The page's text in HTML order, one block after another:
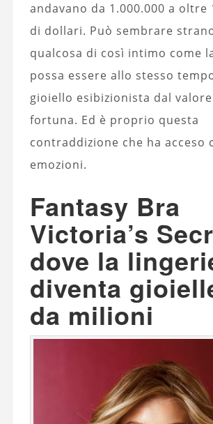
andavano da 1.000.000 a oltre
di dollari. Può sembrare
qualcosa di così intimo come
possa essere allo stesso
gioiello esibizionista dal
fortuna. Ed è proprio questa
contraddizione che ha acceso
emozioni.
Fantasy Bra
Victoria’s
dove la
diventa
da milioni